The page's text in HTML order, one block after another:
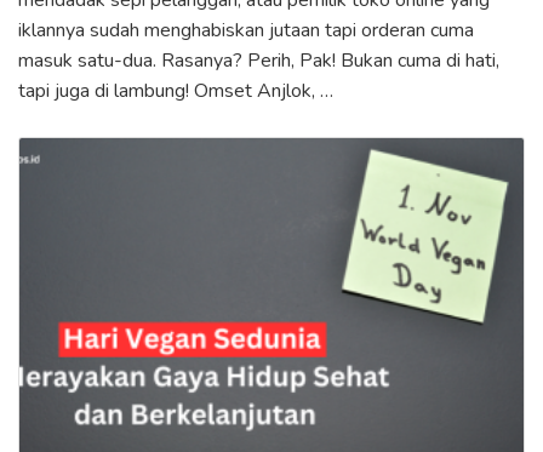
iklannya sudah menghabiskan jutaan tapi orderan cuma
masuk satu-dua. Rasanya? Perih, Pak! Bukan cuma di hati,
tapi juga di lambung! Omset Anjlok, …